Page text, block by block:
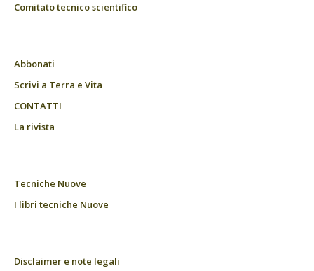
Comitato tecnico scientifico
Abbonati
Scrivi a Terra e Vita
CONTATTI
La rivista
Tecniche Nuove
I libri tecniche Nuove
Disclaimer e note legali